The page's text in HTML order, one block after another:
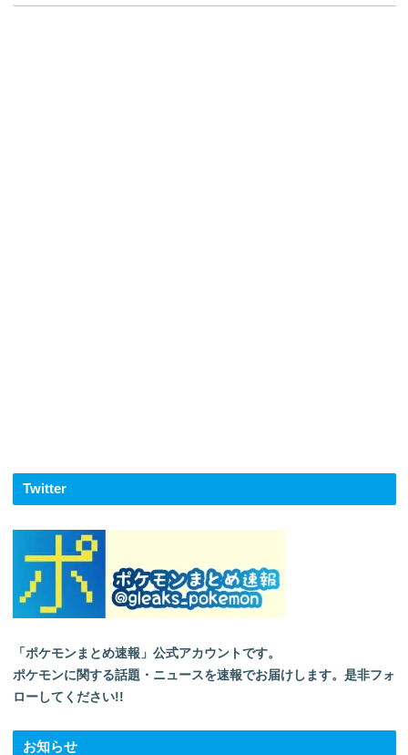
Twitter
「ポケモンまとめ速報」公式アカウントです。
ポケモンに関する話題・ニュースを速報でお届けします。是非フォ
ローしてください!!
お知らせ